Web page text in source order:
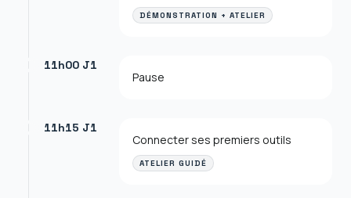
DÉMONSTRATION + ATELIER
11h00 J1
Pause
11h15 J1
Connecter ses premiers outils
ATELIER GUIDÉ